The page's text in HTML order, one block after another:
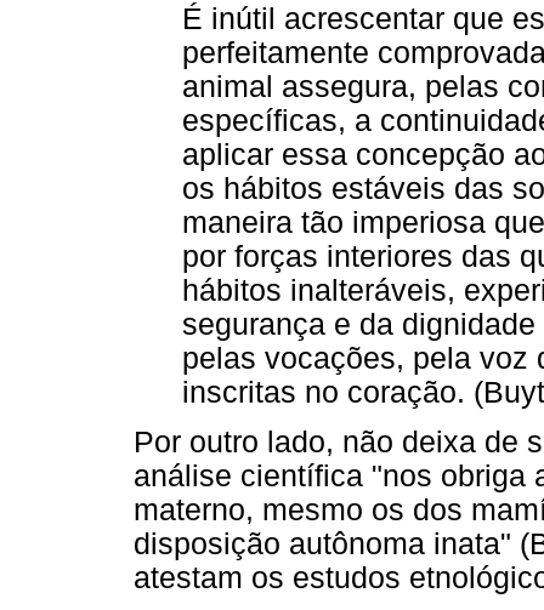
É inútil acrescentar que
perfeitamente
animal assegura, pelas
específicas, a
aplicar essa concepção
os hábitos estáveis das
maneira tão imperiosa
por forças interiores das
hábitos inalteráveis,
segurança e da
pelas vocações, pela voz
inscritas no coração.
Por outro lado, não deixa de
análise científica "nos obriga
materno, mesmo os dos
disposição autônoma inata"
atestam os estudos